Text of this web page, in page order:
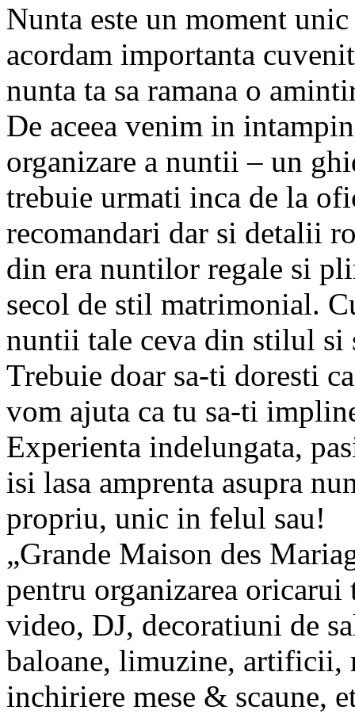
Nunta este un moment
acordam importanta
nunta ta sa ramana o
De aceea venim in
organizare a nuntii – un
trebuie urmati inca de la
recomandari dar si detalii
din era nuntilor regale si
secol de stil matrimonial.
nuntii tale ceva din stilul si
Trebuie doar sa-ti doresti
vom ajuta ca tu sa-ti
Experienta indelungata,
isi lasa amprenta asupra
propriu, unic in felul sau!
„Grande Maison des
pentru organizarea
video, DJ, decoratiuni de
baloane, limuzine,
inchiriere mese & scaune,